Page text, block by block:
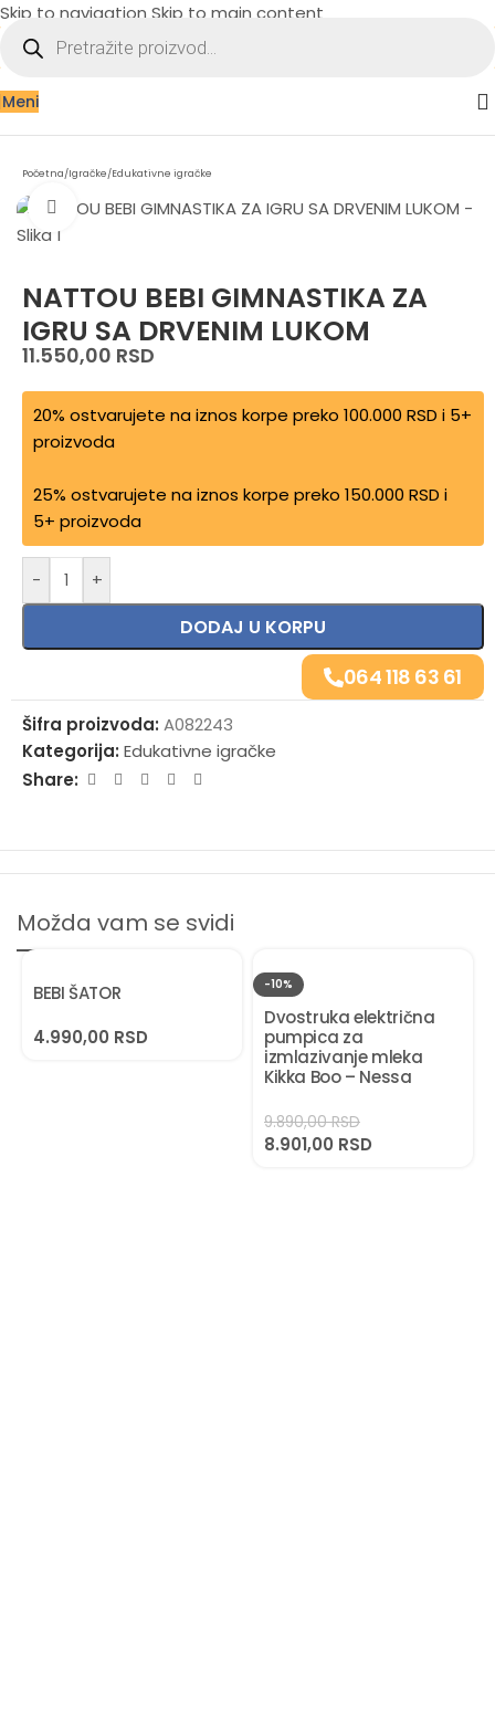
Skip to navigation Skip to main content
Meni
Početna/Igračke/Edukativne igračke
Zumiraj sliku
NATTOU BEBI GIMNASTIKA ZA
IGRU SA DRVENIM LUKOM
11.550,00 RSD
20% ostvarujete na iznos korpe preko 100.000 RSD i 5+
proizvoda
25% ostvarujete na iznos korpe preko 150.000 RSD i
5+ proizvoda
- +
DODAJ U KORPU
064 118 63 61
Šifra proizvoda: A082243
Kategorija: Edukativne igračke
Share:
Možda vam se svidi
BEBI ŠATOR
4.990,00 RSD
-10%
Dvostruka električna
pumpica za
izmlazivanje mleka
Kikka Boo – Nessa
9.890,00RSD
8.901,00 RSD